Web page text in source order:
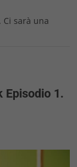
Ci sarà una
Episodio 1.